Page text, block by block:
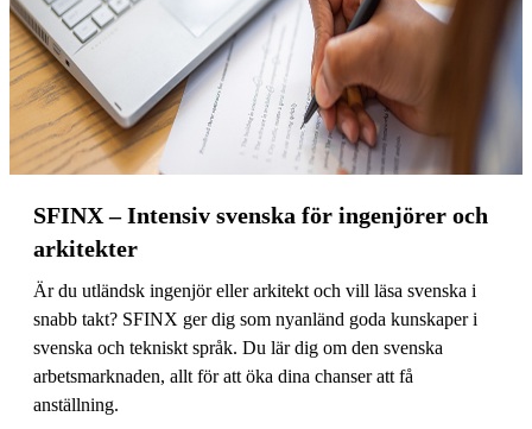
SFINX – Intensiv svenska för ingenjörer och
arkitekter
Är du utländsk ingenjör eller arkitekt och vill läsa svenska i
snabb takt? SFINX ger dig som nyanländ goda kunskaper i
svenska och tekniskt språk. Du lär dig om den svenska
arbetsmarknaden, allt för att öka dina chanser att få
anställning.